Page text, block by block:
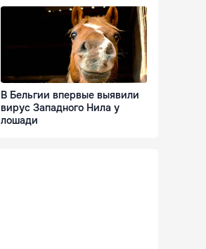
В Бельгии впервые выявили
вирус Западного Нила у
лошади